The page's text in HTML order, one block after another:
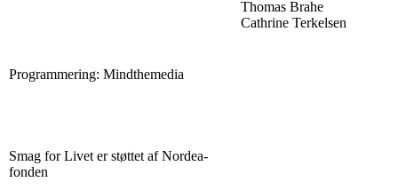
Thomas Brahe
Cathrine Terkelsen
Programmering: Mindthemedia
Smag for Livet er støttet af Nordea-
fonden